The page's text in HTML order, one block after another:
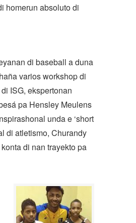
homerun absoluto di
di baseball a duna
varios workshop di
ISG, ekspertonan
pa Hensley Meulens
unda e ‘short
di atletismo, Churandy
di nan trayekto pa